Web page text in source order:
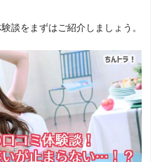
談をまずはご紹介しましょう。